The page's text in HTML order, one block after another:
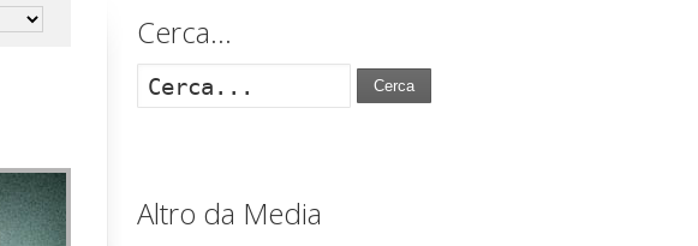
Cerca…
Cerca
Altro da Media